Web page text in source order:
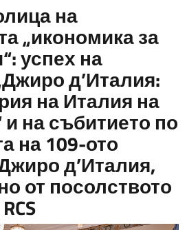
на
„икономика за
успех на
д’Италия:
на Италия на
на събитието по
на 109-ото
д’Италия,
от посолството